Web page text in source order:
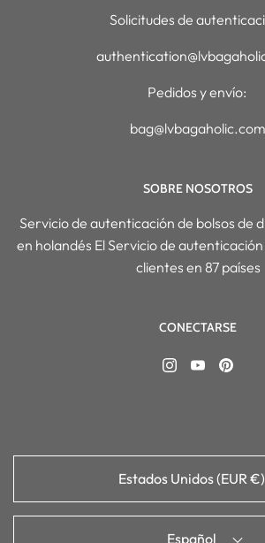
Solicitudes de
Pedidos y envío:
bag@lvbagaholic.com
SOBRE NOSOTROS
Servicio de autenticación de bolsos de
en holandés El Servicio de
clientes en 87 países
CONECTARSE
Estados Unidos (EUR €)
Español